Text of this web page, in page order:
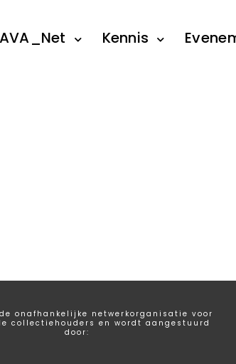
Kennis
de onafhankelijke netwerkorganisatie voor
collectiehouders en wordt aangestuurd
door: